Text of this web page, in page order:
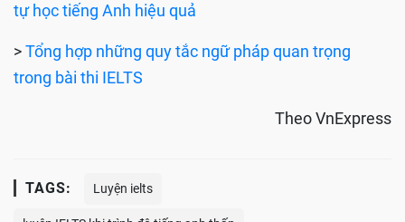
tự học tiếng Anh hiệu quả
>Tổng hợp những quy tắc ngữ pháp quan trọng
trong bài thi IELTS
Theo VnExpress
TAGS: Luyện ielts